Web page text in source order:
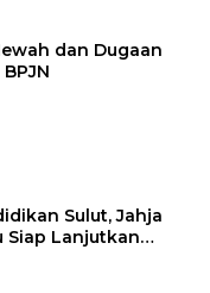
dan Dugaan
Sulut, Jahja
Siap Lanjutkan